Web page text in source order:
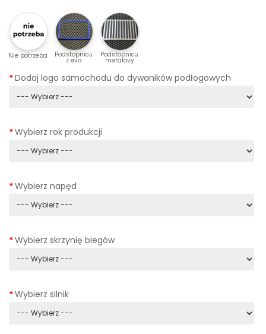
Nie potrzeba Podstopnicа
z eva
Podstopnicа
metalovy
Dodaj logo samochodu do dywaników podłogowych
Wybierz rok produkcji
Wybierz napęd
Wybierz skrzynię biegów
Wybierz silnik